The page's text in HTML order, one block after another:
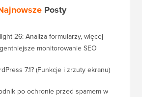
Posty
26: Analiza formularzy, więcej
monitorowanie SEO
7.1? (Funkcje i zrzuty ekranu)
po ochronie przed spamem w